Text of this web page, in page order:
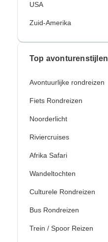
USA
Zuid-Amerika
Top avonturenstijlen
Avontuurlijke rondreizen
Fiets Rondreizen
Noorderlicht
Riviercruises
Afrika Safari
Wandeltochten
Culturele Rondreizen
Bus Rondreizen
Trein / Spoor Reizen